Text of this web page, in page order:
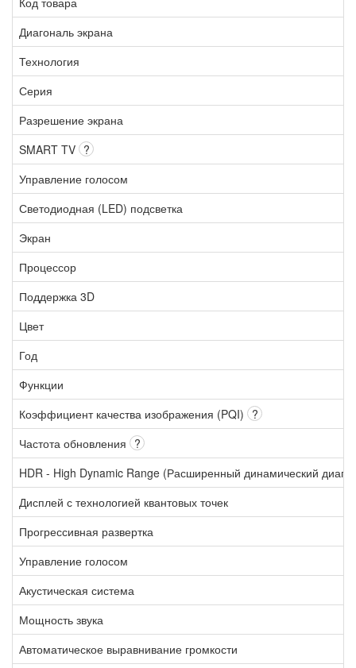
Диагональ экрана
Технология
Серия
Разрешение экрана
SMART TV ?
Управление голосом
Светодиодная (LED) подсветка
Экран
Процессор
Поддержка 3D
Цвет
Год
Функции
Коэффициент качества изображения (PQI) ?
Частота обновления ?
HDR - High Dynamic Range (Расширенный динамический
Дисплей с технологией квантовых точек
Прогрессивная развертка
Управление голосом
Акустическая система
Мощность звука
Автоматическое выравнивание громкости